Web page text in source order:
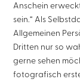
Anschein
sein.“ Als
Allgemeinen
Dritten nur so
gerne sehen
fotografisch